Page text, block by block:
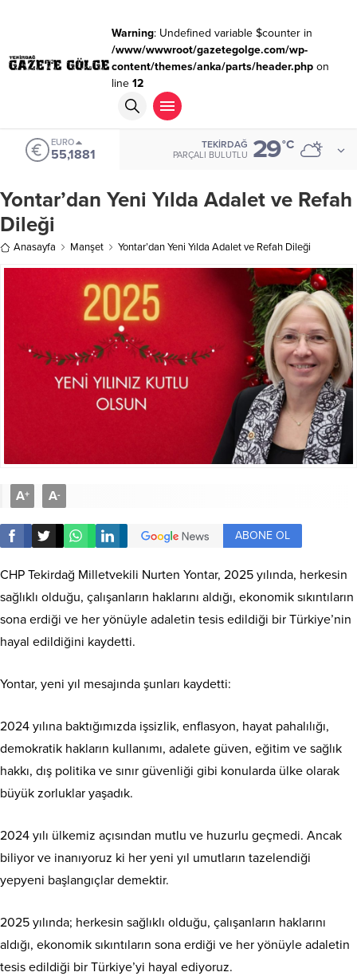
Warning: Undefined variable $counter in
/www/wwwroot/gazetegolge.com/wp-
content/themes/anka/parts/header.phpon
line 12
EURO
55,1881
TEKIRDAĞ
PARÇALI BULUTLU 29°C
Yontar’dan Yeni Yılda Adalet ve Refah
Dileği
Anasayfa Manşet Yontar’dan Yeni Yılda Adalet ve Refah Dileği
A+ A-
ABONE OL
CHP Tekirdağ Milletvekili Nurten Yontar, 2025 yılında, herkesin
sağlıklı olduğu, çalışanların haklarını aldığı, ekonomik sıkıntıların
sona erdiği ve her yönüyle adaletin tesis edildiği bir Türkiye’nin
hayal edildiğini kaydetti.
Yontar, yeni yıl mesajında şunları kaydetti:
2024 yılına baktığımızda işsizlik, enflasyon, hayat pahalılığı,
demokratik hakların kullanımı, adalete güven, eğitim ve sağlık
hakkı, dış politika ve sınır güvenliği gibi konularda ülke olarak
büyük zorluklar yaşadık.
2024 yılı ülkemiz açısından mutlu ve huzurlu geçmedi. Ancak
biliyor ve inanıyoruz ki her yeni yıl umutların tazelendiği
yepyeni başlangıçlar demektir.
2025 yılında; herkesin sağlıklı olduğu, çalışanların haklarını
aldığı, ekonomik sıkıntıların sona erdiği ve her yönüyle adaletin
tesis edildiği bir Türkiye’yi hayal ediyoruz.